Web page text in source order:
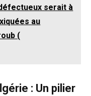
serait à
au
(
: Un pilier